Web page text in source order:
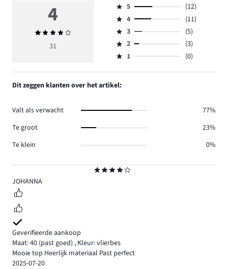
4
JOHANNA
Geverifieerde aankoop
Maat: 40 (past goed) , Kleur: vlierbes
Mooie top Heerlijk materiaal Past perfect
2025-07-20
4
Gemiddelde
beoordeling
31
Beoordeling
5,
aantal
reviews
12.
5
(12)
Beoordeling
4,
aantal
reviews
4
(11)
Beoordeling
3,
aantal
3
(5)
Beoordeling
2,
3.
2
(3)
Beoordeling
1,
aantal
reviews
1 (0)
Dit zeggen klanten over het artikel:
Valt als verwacht
77%
Te groot
23%
Te klein
0%